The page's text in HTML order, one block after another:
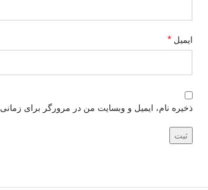
ایمیل *
ذخیره نام، ایمیل و وبسایت من در مرورگر برای